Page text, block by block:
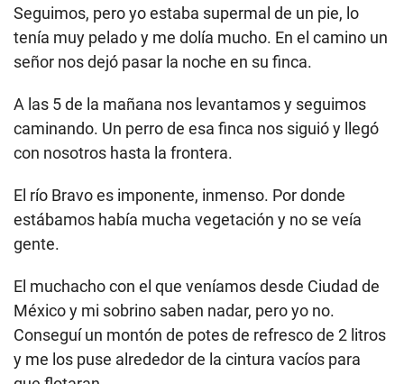
Seguimos, pero yo estaba supermal de un pie, lo
tenía muy pelado y me dolía mucho. En el camino un
señor nos dejó pasar la noche en su finca.
A las 5 de la mañana nos levantamos y seguimos
caminando. Un perro de esa finca nos siguió y llegó
con nosotros hasta la frontera.
El río Bravo es imponente, inmenso. Por donde
estábamos había mucha vegetación y no se veía
gente.
El muchacho con el que veníamos desde Ciudad de
México y mi sobrino saben nadar, pero yo no.
Conseguí un montón de potes de refresco de 2 litros
y me los puse alrededor de la cintura vacíos para